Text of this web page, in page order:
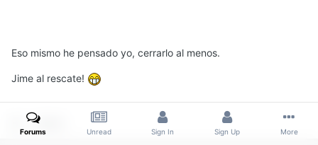
Eso mismo he pensado yo, cerrarlo al menos.
Jime al rescate!
Quote
Forums Unread Sign In Sign Up More